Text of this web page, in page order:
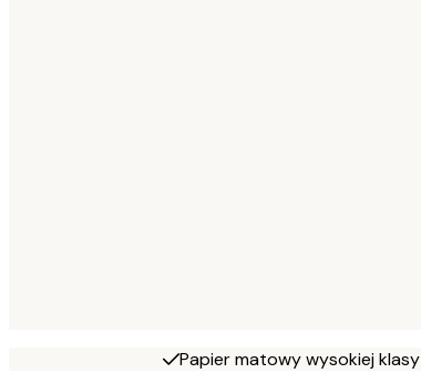
Papier matowy wysokiej klasy